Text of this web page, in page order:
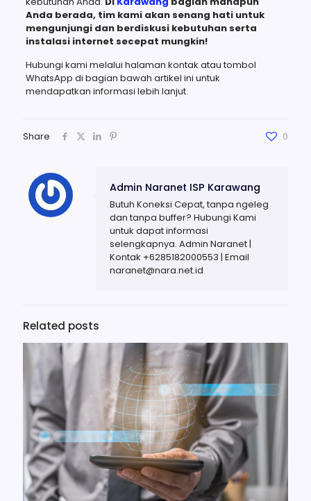
Anda berada, tim kami akan senang hati untuk
mengunjungi dan berdiskusi kebutuhan serta
instalasi internet secepat mungkin!
Hubungi kami melalui halaman kontak atau tombol
WhatsApp di bagian bawah artikel ini untuk
mendapatkan informasi lebih lanjut.
Share 0
Admin Naranet ISP Karawang
Butuh Koneksi Cepat, tanpa ngeleg
dan tanpa buffer? Hubungi Kami
untuk dapat informasi
selengkapnya. Admin Naranet |
Kontak +6285182000553 | Email
naranet@nara.net.id
Related posts